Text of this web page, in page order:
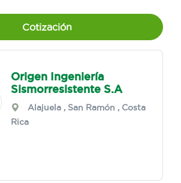
Cotización
Origen Ingeniería
Sismorresistente S.A
Alajuela , San Ramón , Costa
Rica